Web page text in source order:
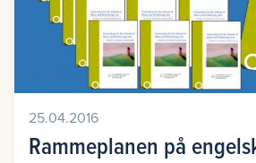
25.04.2016
Rammeplanen på